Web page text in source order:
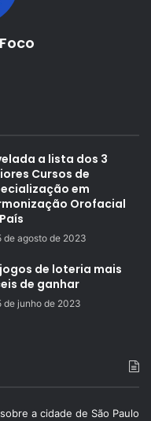
a lista dos 3
Cursos de
em
Orofacial
de agosto de 2023
de loteria mais
de ganhar
de junho de 2023
a cidade de São Paulo